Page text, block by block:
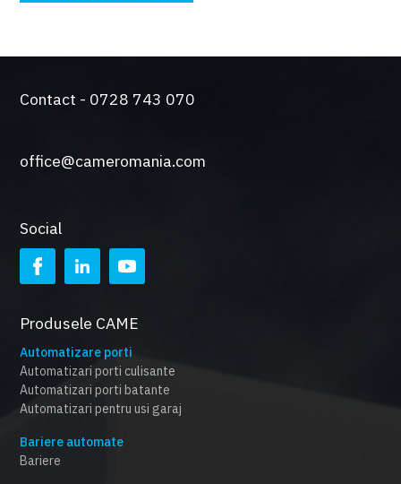
Contact - 0728 743 070
office@cameromania.com
Social
Produsele CAME
Automatizare porti
Automatizari porti culisante
Automatizari porti batante
Automatizari pentru usi garaj
Bariere automate
Bariere